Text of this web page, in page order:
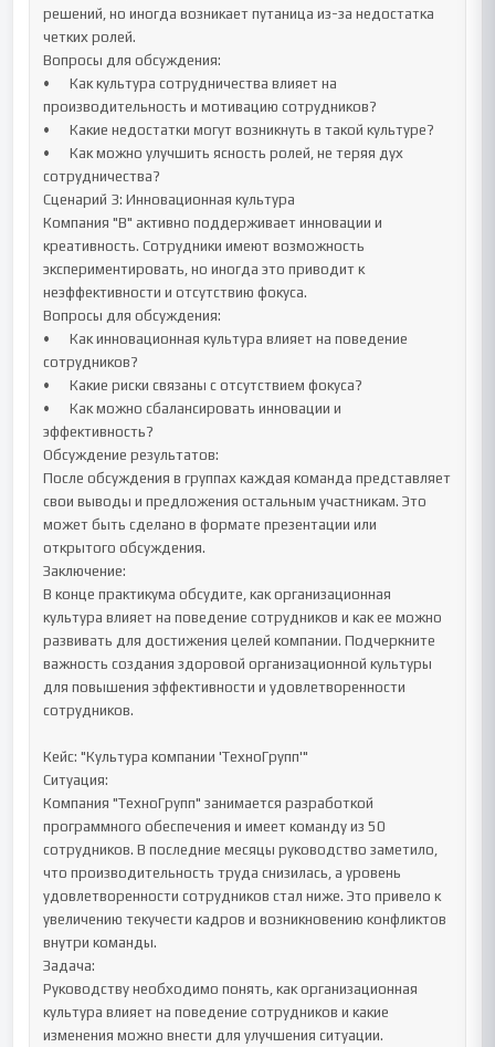
решений, но иногда возникает путаница из-за недостатка
четких ролей.
Вопросы для обсуждения:
•	Как культура сотрудничества влияет на
производительность и мотивацию сотрудников?
•	Какие недостатки могут возникнуть в такой культуре?
•	Как можно улучшить ясность ролей, не теряя дух
сотрудничества?
Сценарий 3: Инновационная культура
Компания "В" активно поддерживает инновации и
креативность. Сотрудники имеют возможность
экспериментировать, но иногда это приводит к
неэффективности и отсутствию фокуса.
Вопросы для обсуждения:
•	Как инновационная культура влияет на поведение
сотрудников?
•	Какие риски связаны с отсутствием фокуса?
•	Как можно сбалансировать инновации и
эффективность?
Обсуждение результатов:
После обсуждения в группах каждая команда представляет
свои выводы и предложения остальным участникам. Это
может быть сделано в формате презентации или
открытого обсуждения.
Заключение:
В конце практикума обсудите, как организационная
культура влияет на поведение сотрудников и как ее можно
развивать для достижения целей компании. Подчеркните
важность создания здоровой организационной культуры
для повышения эффективности и удовлетворенности
сотрудников.
Кейс: "Культура компании 'ТехноГрупп'"
Ситуация:
Компания "ТехноГрупп" занимается разработкой
программного обеспечения и имеет команду из 50
сотрудников. В последние месяцы руководство заметило,
что производительность труда снизилась, а уровень
удовлетворенности сотрудников стал ниже. Это привело к
увеличению текучести кадров и возникновению конфликтов
внутри команды.
Задача:
Руководству необходимо понять, как организационная
культура влияет на поведение сотрудников и какие
изменения можно внести для улучшения ситуации.